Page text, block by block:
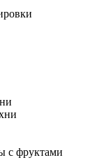
с фруктами